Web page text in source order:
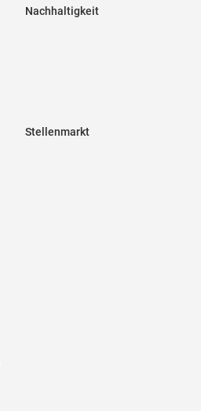
Nachhaltigkeit
Stellenmarkt